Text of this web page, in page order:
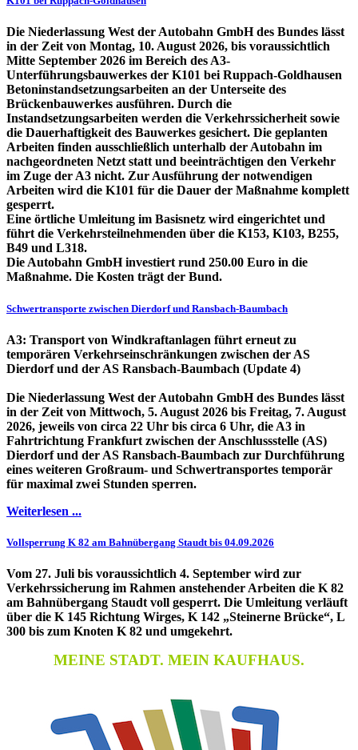
Die Niederlassung West der Autobahn GmbH des Bundes lässt
in der Zeit von Montag, 10. August 2026, bis voraussichtlich
Mitte September 2026 im Bereich des A3-
Unterführungsbauwerkes der K101 bei Ruppach-Goldhausen
Betoninstandsetzungsarbeiten an der Unterseite des
Brückenbauwerkes ausführen. Durch die
Instandsetzungsarbeiten werden die Verkehrssicherheit sowie
die Dauerhaftigkeit des Bauwerkes gesichert. Die geplanten
Arbeiten finden ausschließlich unterhalb der Autobahn im
nachgeordneten Netzt statt und beeinträchtigen den Verkehr
im Zuge der A3 nicht. Zur Ausführung der notwendigen
Arbeiten wird die K101 für die Dauer der Maßnahme komplett
gesperrt.
Eine örtliche Umleitung im Basisnetz wird eingerichtet und
führt die Verkehrsteilnehmenden über die K153, K103, B255,
B49 und L318.
Die Autobahn GmbH investiert rund 250.00 Euro in die
Maßnahme. Die Kosten trägt der Bund.
Schwertransporte zwischen Dierdorf und Ransbach-Baumbach
A3: Transport von Windkraftanlagen führt erneut zu
temporären Verkehrseinschränkungen zwischen der AS
Dierdorf und der AS Ransbach-Baumbach (Update 4)
Die Niederlassung West der Autobahn GmbH des Bundes lässt
in der Zeit von Mittwoch, 5. August 2026 bis Freitag, 7. August
2026, jeweils von circa 22 Uhr bis circa 6 Uhr, die A3 in
Fahrtrichtung Frankfurt zwischen der Anschlussstelle (AS)
Dierdorf und der AS Ransbach-Baumbach zur Durchführung
eines weiteren Großraum- und Schwertransportes temporär
für maximal zwei Stunden sperren.
Weiterlesen ...
Vollsperrung K 82 am Bahnübergang Staudt bis 04.09.2026
Vom 27. Juli bis voraussichtlich 4. September wird zur
Verkehrssicherung im Rahmen anstehender Arbeiten die K 82
am Bahnübergang Staudt voll gesperrt. Die Umleitung verläuft
über die K 145 Richtung Wirges, K 142 „Steinerne Brücke“, L
300 bis zum Knoten K 82 und umgekehrt.
MEINE STADT. MEIN KAUFHAUS.